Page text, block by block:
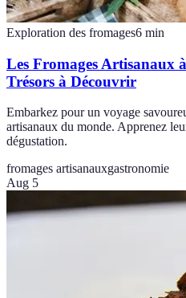
Exploration des fromages6 min
Les Fromages Artisanaux
Trésors à Découvrir
Embarkez pour un voyage
artisanaux du monde. Apprenez
dégustation.
fromages artisanauxgastronomie
Aug 5